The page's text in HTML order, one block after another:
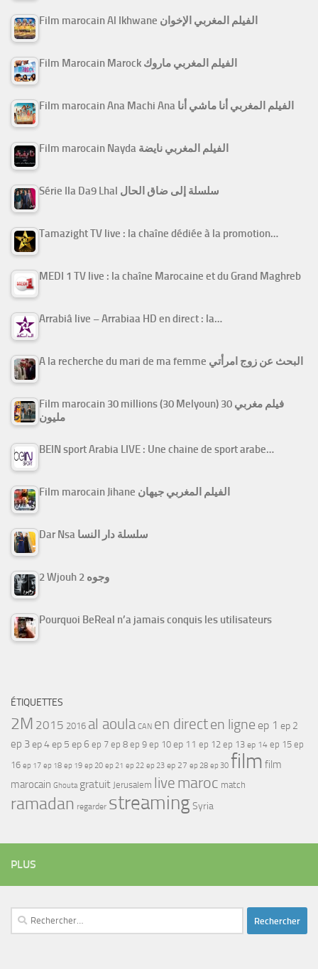
Film marocain Al Ikhwane الفيلم المغربي الإخوان
Film Marocain Marock الفيلم المغربي ماروك
Film marocain Ana Machi Ana الفيلم المغربي أنا ماشي أنا
Film marocain Nayda الفيلم المغربي نايضة
Série Ila Da9 Lhal سلسلة إلى ضاق الحال
Tamazight TV live : la chaîne dédiée à la promotion…
MEDI 1 TV live : la chaîne Marocaine et du Grand Maghreb
Arrabiâ live – Arrabiaa HD en direct : la…
A la recherche du mari de ma femme البحث عن زوج امرأتي
Film marocain 30 millions (30 Melyoun) فيلم مغربي 30
مليون
BEIN sport Arabia LIVE : Une chaine de sport arabe…
Film marocain Jihane الفيلم المغربي جيهان
Dar Nsa سلسلة دار النسا
2 Wjouh 2 وجوه
Pourquoi BeReal n’a jamais conquis les utilisateurs
ÉTIQUETTES
2M 2015 2016 al aoula CAN en directen ligne ep 1 ep 2
ep 3ep 4ep 5 ep 6 ep 7 ep 8 ep 9 ep 10 ep 11 ep 12 ep 13 ep 14 ep 15 ep
16 ep 17 ep 18 ep 19 ep 20 ep 21 ep 22 ep 23 ep 27 ep 28 ep 30 film film
marocain Ghouta gratuit Jerusalem live maroc match
ramadan regarder streamingSyria
PLUS
Rechercher :